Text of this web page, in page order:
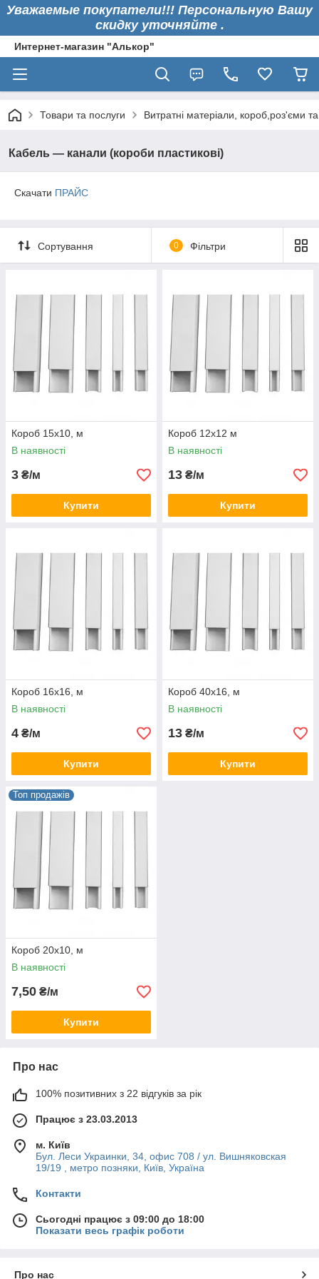
Уважаемые покупатели!!! Персональную Вашу
скидку уточняйте .
Интернет-магазин "Алькор"
Товари та послуги Витратні матеріали, короб,роз'єми
Кабель — канали (короби пластикові)
Скачати ПРАЙС
Сортування 0 Фільтри
Короб 15х10, м
В наявності
3 ₴/м
Купити
Короб 12х12 м
В наявності
13 ₴/м
Купити
Короб 16х16, м
В наявності
4 ₴/м
Купити
Короб 40х16, м
В наявності
13 ₴/м
Купити
Топ продажів
Короб 20х10, м
В наявності
7,50 ₴/м
Купити
Про нас
100% позитивних з 22 відгуків за рік
Працює з 23.03.2013
м. Київ
Бул. Леси Украинки, 34, офис 708 / ул. Вишняковская
19/19 , метро позняки, Київ, Україна
Контакти
Сьогодні працює з 09:00 до 18:00
Показати весь графік роботи
Про нас